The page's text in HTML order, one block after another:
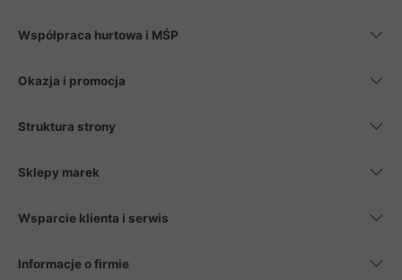
Współpraca hurtowa i MŚP
Okazja i promocja
Struktura strony
Sklepy marek
Wsparcie klienta i serwis
Informacje o firmie